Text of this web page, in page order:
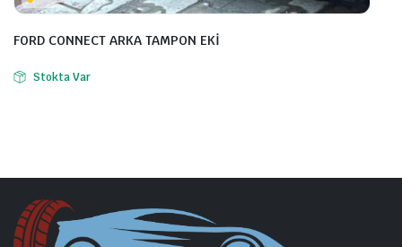
FORD CONNECT ARKA TAMPON EKİ
Stokta Var